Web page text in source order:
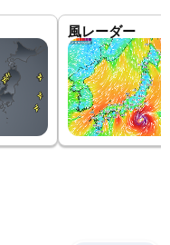
風レーダー